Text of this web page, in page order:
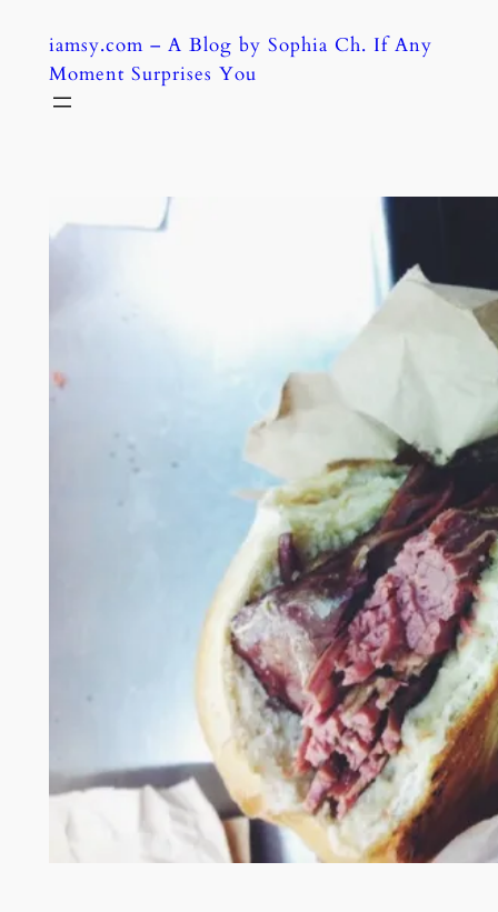
content
iamsy.com – A Blog by Sophia Ch. If Any
Moment Surprises You